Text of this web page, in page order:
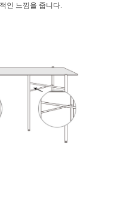
인 느낌을 줍니다.